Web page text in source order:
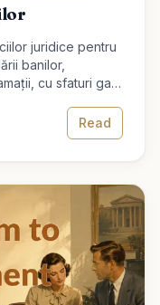
juridice pentru
banilor,
cu sfaturi gata
Read